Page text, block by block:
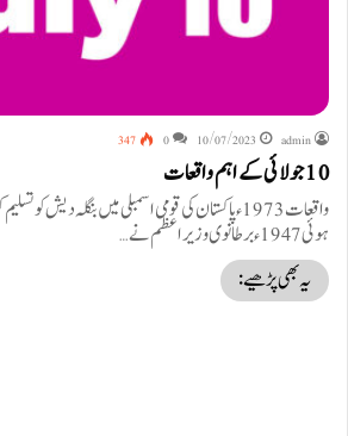
admin
10/07/2023
0
347
10 جولائی کے اہم واقعات
واقعات 1973ء پاکستان کی قومی اسمبلی میں بنگلہ دیش
ہوئی 1947ءبرطانوی وزیر اعظم نے…
یہ بھی پڑھیے: